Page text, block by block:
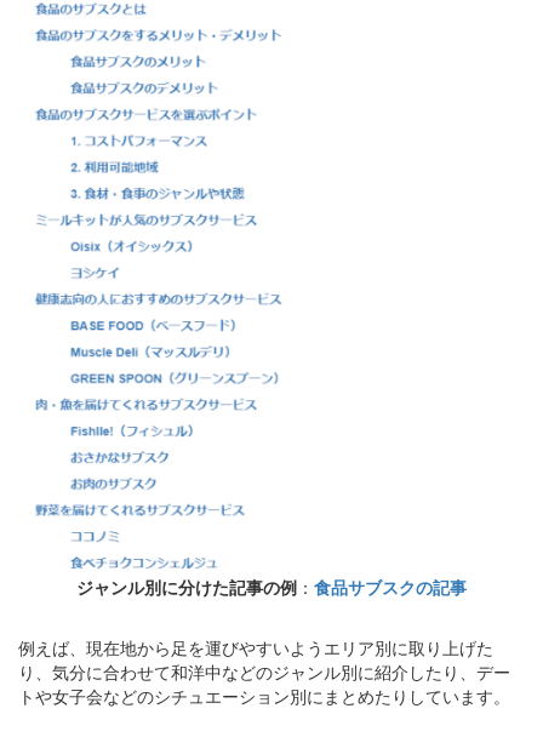
ジャンル別に分けた記事の例 ： 食品サブスクの記事
例えば、現在地から足を運びやすいようエリア別に取り上げた
り、気分に合わせて和洋中などのジャンル別に紹介したり、デー
トや女子会などのシチュエーション別にまとめたりしています。